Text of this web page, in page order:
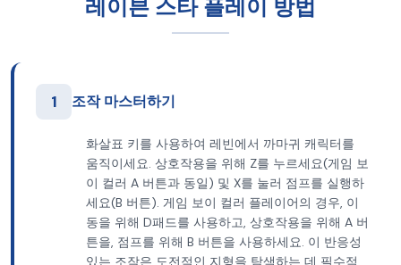
레이븐 스타 플레이 방법
1 조작 마스터하기
화살표 키를 사용하여 레빈에서 까마귀 캐릭터를
움직이세요. 상호작용을 위해 Z를 누르세요(게임 보
이 컬러 A 버튼과 동일) 및 X를 눌러 점프를 실행하
세요(B 버튼). 게임 보이 컬러 플레이어의 경우, 이
동을 위해 D패드를 사용하고, 상호작용을 위해 A 버
튼을, 점프를 위해 B 버튼을 사용하세요. 이 반응성
있는 조작은 도전적인 지형을 탐색하는 데 필수적